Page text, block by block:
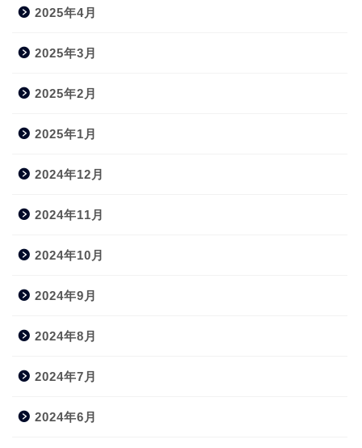
2025年4月
2025年3月
2025年2月
2025年1月
2024年12月
2024年11月
2024年10月
2024年9月
2024年8月
2024年7月
2024年6月